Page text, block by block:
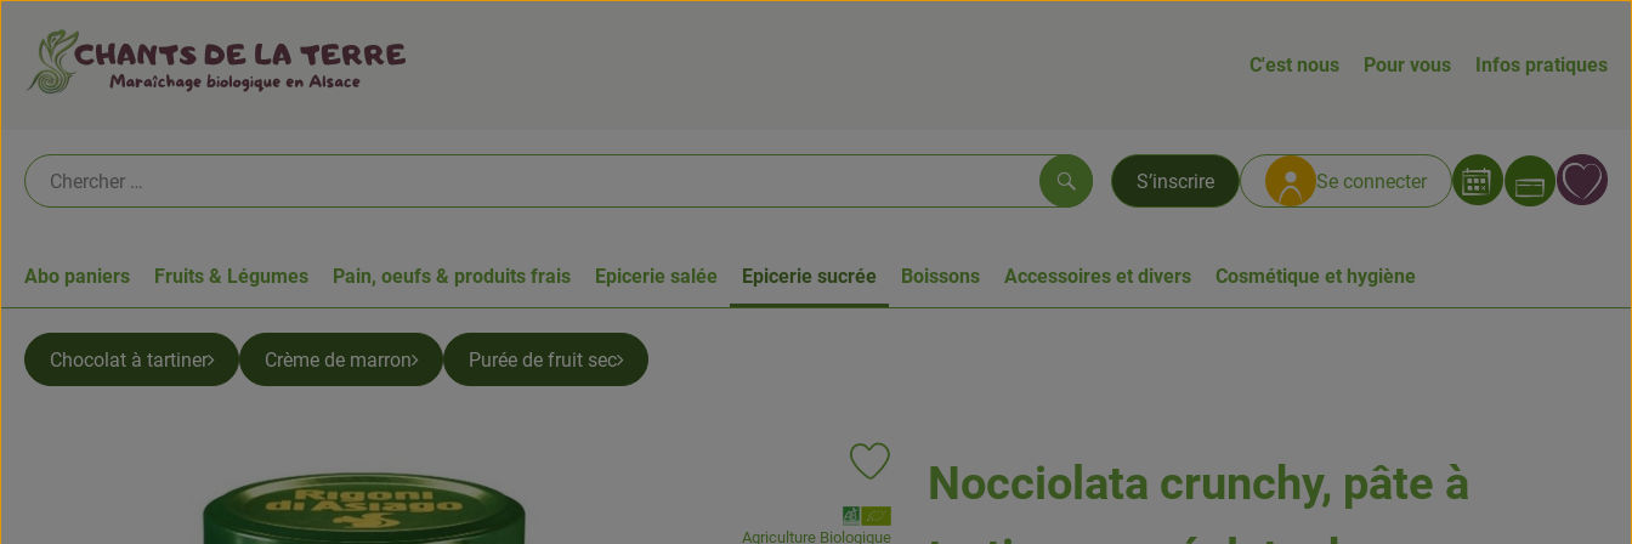
C'est nous Pour vous Infos pratiques
S’inscrire Se connecter
Rechercher
Abo paniers Fruits & Légumes Pain, oeufs & produits frais Epicerie salée Epicerie sucrée Boissons Accessoires et divers Cosmétique et hygiène
Chocolat à tartiner Crème de marron Purée de fruit sec
Nocciolata crunchy, pâte à
Ajouter le produit aux favoris
, Association:
Agriculture Biologique